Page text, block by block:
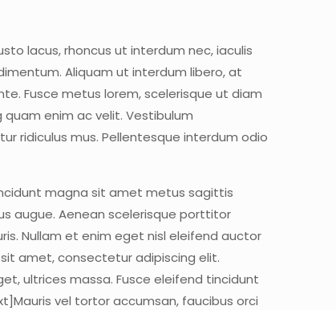
lacus, rhoncus ut interdum nec, iaculis
Aliquam ut interdum libero, at
Fusce metus lorem, scelerisque ut diam
enim ac velit. Vestibulum
ridiculus mus. Pellentesque interdum odio
magna sit amet metus sagittis
augue. Aenean scelerisque porttitor
Nullam et enim eget nisl eleifend auctor
amet, consectetur adipiscing elit.
ultrices massa. Fusce eleifend tincidunt
vel tortor accumsan, faucibus orci